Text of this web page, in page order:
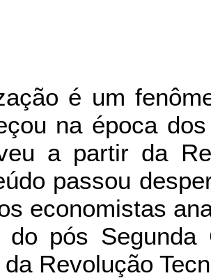
é um
na época
a partir da
passou
economistas
do pós
Revolução